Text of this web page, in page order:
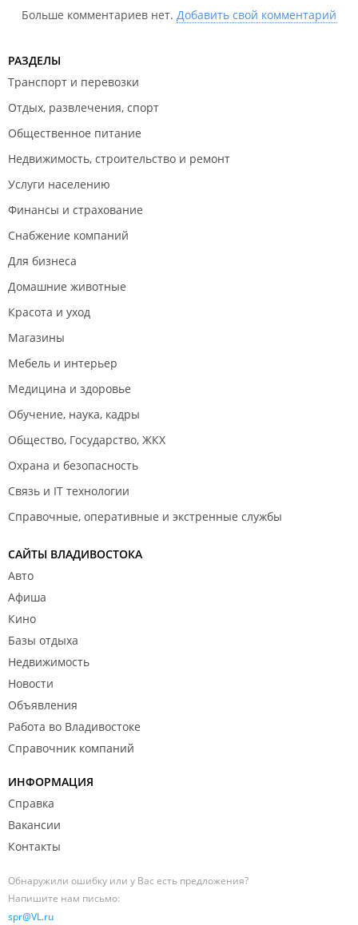
Больше комментариев нет. Добавить свой комментарий
РАЗДЕЛЫ
Транспорт и перевозки
Отдых, развлечения, спорт
Общественное питание
Недвижимость, строительство и ремонт
Услуги населению
Финансы и страхование
Снабжение компаний
Для бизнеса
Домашние животные
Красота и уход
Магазины
Мебель и интерьер
Медицина и здоровье
Обучение, наука, кадры
Общество, Государство, ЖКХ
Охрана и безопасность
Связь и IT технологии
Справочные, оперативные и экстренные службы
САЙТЫ ВЛАДИВОСТОКА
Авто
Афиша
Кино
Базы отдыха
Недвижимость
Новости
Объявления
Работа во Владивостоке
Справочник компаний
ИНФОРМАЦИЯ
Справка
Вакансии
Контакты
Обнаружили ошибку или у Вас есть предложения?
Напишите нам письмо:
spr@VL.ru